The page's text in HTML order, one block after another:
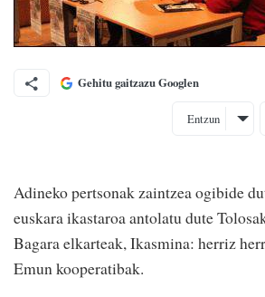
Gehitu gaitzazu Googlen
Entzun
Adineko pertsonak zaintzea ogibide
euskara ikastaroa antolatu dute
Bagara elkarteak, Ikasmina: herriz
Emun kooperatibak.